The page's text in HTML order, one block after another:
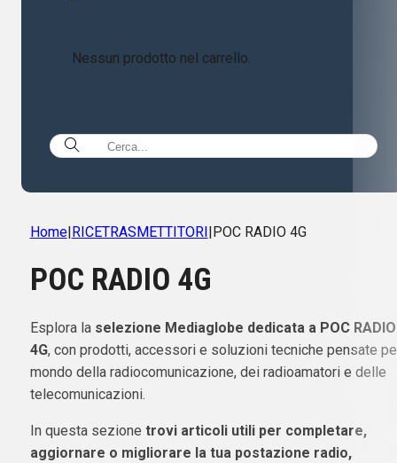
Nessun prodotto nel carrello.
Home| RICETRASMETTITORI POC RADIO 4G
POC RADIO 4G
Esplora la selezione Mediaglobe dedicata a POC RADIO
4G, con prodotti, accessori e soluzioni tecniche pensate
mondo della radiocomunicazione, dei radioamatori e delle
telecomunicazioni.
In questa sezione trovi articoli utili per completare,
aggiornare o migliorare la tua postazione radio,